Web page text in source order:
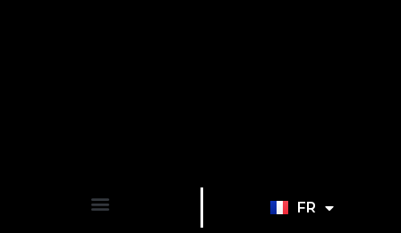
FR
EN